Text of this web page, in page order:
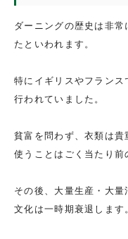
ダーニングの歴史は非
たといわれます。
特にイギリスやフランス
行われていました。
貧富を問わず、衣類は
使うことはごく当たり前
その後、大量生産・大
文化は一時期衰退します